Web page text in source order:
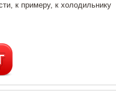
к примеру, к холодильнику